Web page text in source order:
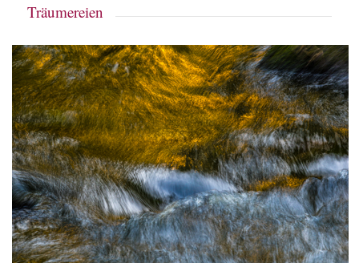
Träumereien